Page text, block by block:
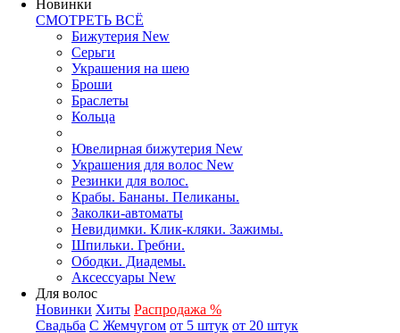
Новинки
СМОТРЕТЬ ВСЁ
Бижутерия New
Серьги
Украшения на шею
Броши
Браслеты
Кольца
Ювелирная бижутерия New
Украшения для волос New
Резинки для волос.
Крабы. Бананы. Пеликаны.
Заколки-автоматы
Невидимки. Клик-кляки. Зажимы.
Шпильки. Гребни.
Ободки. Диадемы.
Аксессуары New
Для волос
Новинки Хиты Распродажа %
Свадьба С Жемчугом от 5 штук от 20 штук